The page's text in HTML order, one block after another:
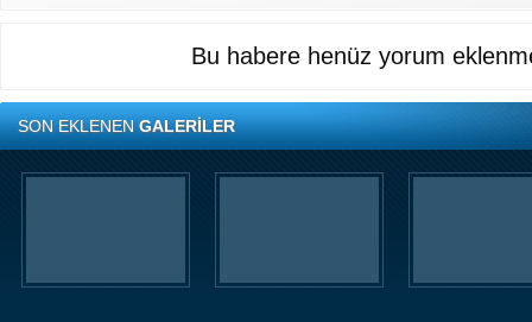
Bu habere henüz yorum
SON EKLENENGALERİLER